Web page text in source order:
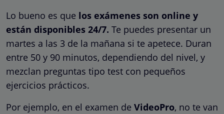
Lo bueno es que los exámenes son online y
están disponibles 24/7. Te puedes presentar un
martes a las 3 de la mañana si te apetece. Duran
entre 50 y 90 minutos, dependiendo del nivel, y
mezclan preguntas tipo test con pequeños
ejercicios prácticos.
Por ejemplo, en el examen de VideoPro, no te van